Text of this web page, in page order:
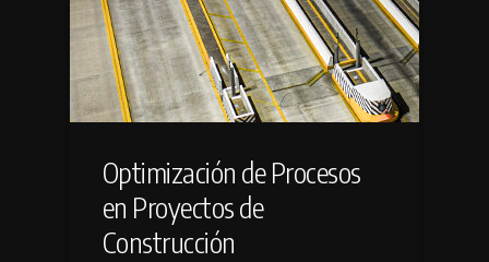
Optimización de Procesos
en Proyectos de
Construcción